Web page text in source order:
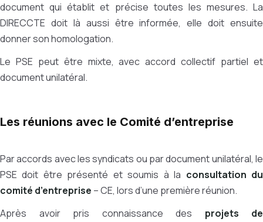
document qui établit et précise toutes les mesures. La
DIRECCTE doit là aussi être informée, elle doit ensuite
donner son homologation.
Le PSE peut être mixte, avec accord collectif partiel et
document unilatéral.
Les réunions avec le Comité d’entreprise
Par accords avec les syndicats ou par document unilatéral, le
PSE doit être présenté et soumis à la consultation du
comité d’entreprise – CE, lors d’une première réunion.
Après avoir pris connaissance des projets de